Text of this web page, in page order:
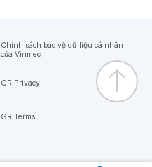
Chính sách bảo vệ dữ liệu cá nhân
của Vinmec
GR Privacy
GR Terms